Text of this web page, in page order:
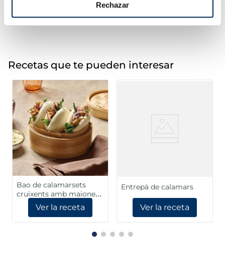
Rechazar
Recetas que te pueden interesar
Bao de calamarsets
cruixents amb maionesa
de cítricsVer la receta
Entrepà de calamars
Ver la receta